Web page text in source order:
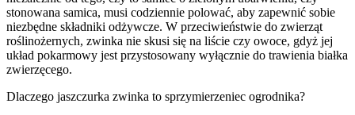
stonowana samica, musi codziennie polować, aby zapewnić sobie
niezbędne składniki odżywcze. W przeciwieństwie do zwierząt
roślinożernych, zwinka nie skusi się na liście czy owoce, gdyż jej
układ pokarmowy jest przystosowany wyłącznie do trawienia białka
zwierzęcego.
Dlaczego jaszczurka zwinka to sprzymierzeniec ogrodnika?